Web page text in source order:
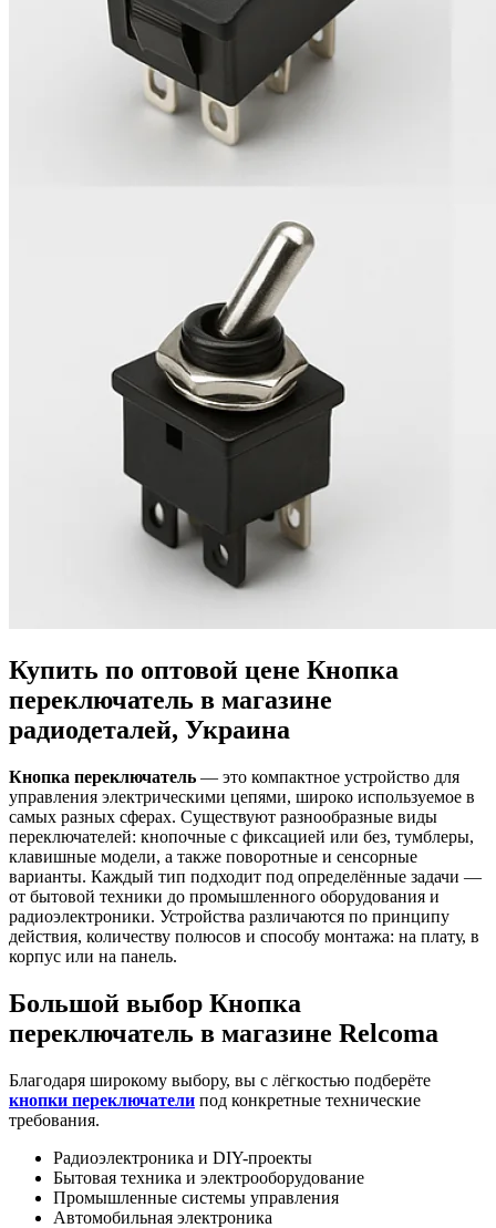
Купить по оптовой цене Кнопка
переключатель в магазине
радиодеталей, Украина
Кнопка переключатель — это компактное устройство для
управления электрическими цепями, широко используемое в
самых разных сферах. Существуют разнообразные виды
переключателей: кнопочные с фиксацией или без, тумблеры,
клавишные модели, а также поворотные и сенсорные
варианты. Каждый тип подходит под определённые задачи —
от бытовой техники до промышленного оборудования и
радиоэлектроники. Устройства различаются по принципу
действия, количеству полюсов и способу монтажа: на плату, в
корпус или на панель.
Большой выбор Кнопка
переключатель в магазине Relcoma
Благодаря широкому выбору, вы с лёгкостью подберёте
кнопки переключатели под конкретные технические
требования.
Радиоэлектроника и DIY-проекты
Бытовая техника и электрооборудование
Промышленные системы управления
Автомобильная электроника